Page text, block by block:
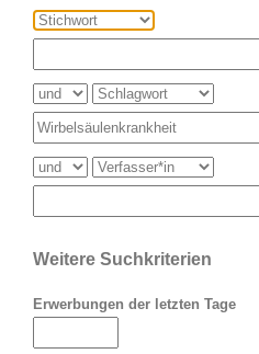
Weitere Suchkriterien
Erwerbungen der letzten Tage